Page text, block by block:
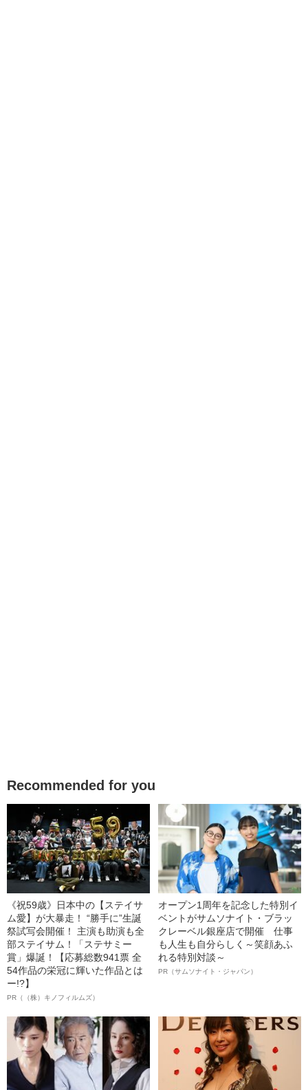
Recommended for you
《祝59歳》日本中の【ステイサ
ム愛】が大暴走！ “勝手に”生誕
祭試写会開催！ 主演も助演も全
部ステイサム！「ステサミー
賞」爆誕！【応募総数941票 全
54作品の栄冠に輝いた作品とは
ー!?】
PR（（株）キノフィルムズ）
オープン1周年を記念した特別イ
ベントがサムソナイト・ブラッ
クレーベル銀座店で開催 仕事
も人生も自分らしく～笑顔あふ
れる特別対談～
PR（サムソナイト・ジャパン）